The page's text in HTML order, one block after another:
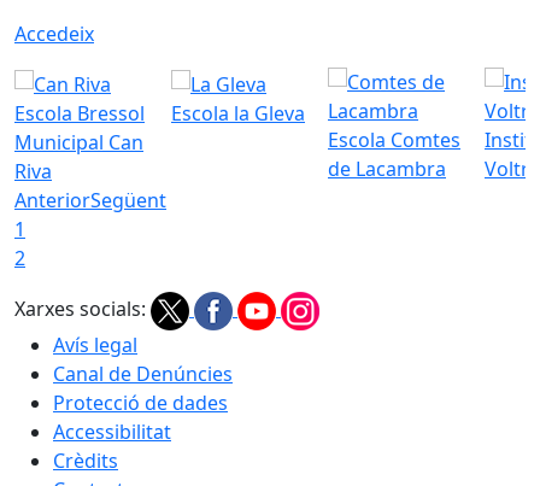
Accedeix
Escola Bressol
Municipal Can
Riva
Escola la Gleva
Escola Comtes
de Lacambra
AnteriorSegüent
1
2
Xarxes socials:
Avís legal
Canal de Denúncies
Protecció de dades
Accessibilitat
Crèdits